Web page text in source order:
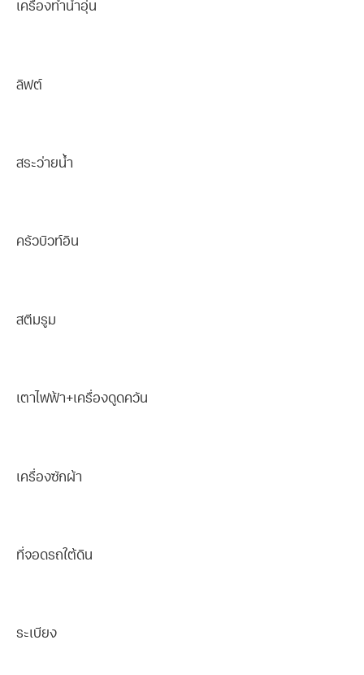
เครื่องทำน้ำอุ่น
ลิฟต์
สระว่ายน้ำ
ครัวบิวท์อิน
สตีมรูม
เตาไฟฟ้า+เครื่องดูดควัน
เครื่องซักผ้า
ที่จอดรถใต้ดิน
ระเบียง